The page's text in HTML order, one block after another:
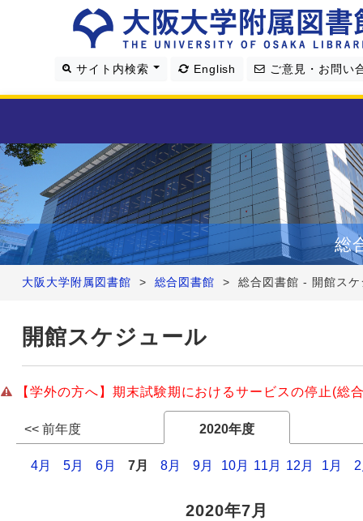
サイト内検索 English ご意見・お問い
利用案内
資料を探す
学習・研究支援
大阪大学附属図書館 > 総合図書館 > 総合図書館 - 開館スケ
総
開館スケジュール
【学外の方へ】期末試験期におけるサービスの停止(総
<< 前年度 2020年度
4月 5月 6月 7月 8月 9月 10月 11月 12月 1月
2020年7月